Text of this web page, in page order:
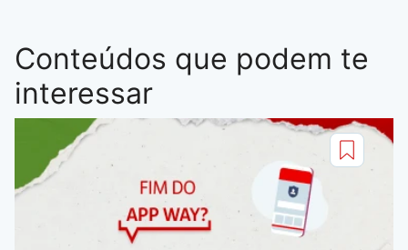
Conteúdos que podem te
interessar